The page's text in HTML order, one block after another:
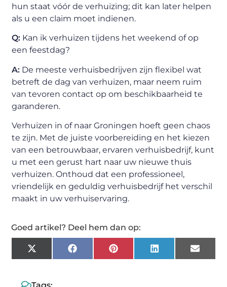
hun staat vóór de verhuizing; dit kan later helpen
als u een claim moet indienen.
Q: Kan ik verhuizen tijdens het weekend of op
een feestdag?
A: De meeste verhuisbedrijven zijn flexibel wat
betreft de dag van verhuizen, maar neem ruim
van tevoren contact op om beschikbaarheid te
garanderen.
Verhuizen in of naar Groningen hoeft geen chaos
te zijn. Met de juiste voorbereiding en het kiezen
van een betrouwbaar, ervaren verhuisbedrijf, kunt
u met een gerust hart naar uw nieuwe thuis
verhuizen. Onthoud dat een professioneel,
vriendelijk en geduldig verhuisbedrijf het verschil
maakt in uw verhuiservaring.
Goed artikel? Deel hem dan op:
X
(Twitter)
FacebookPinterestLinkedIn Email